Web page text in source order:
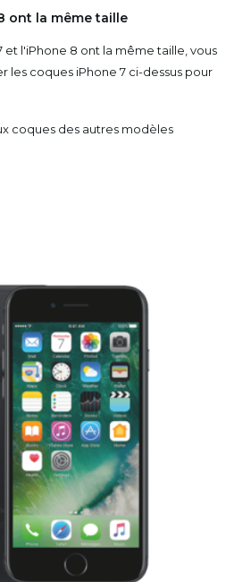
ont la même taille
et l'iPhone 8 ont la même taille, vous
les coques iPhone 7 ci-dessus pour
coques des autres modèles